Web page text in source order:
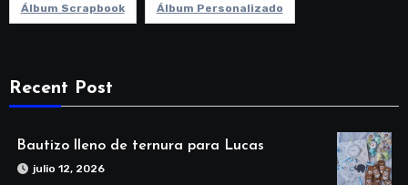
Álbum Scrapbook Álbum Personalizado
Recent Post
Bautizo lleno de ternura para Lucas
julio 12, 2026